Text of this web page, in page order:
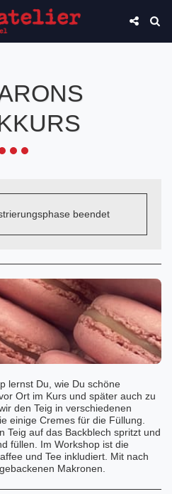
beendet
lernst Du, wie Du schöne
Ort im Kurs und später auch zu
den Teig in verschiedenen
einige Cremes für die Füllung.
Teig auf das Backblech spritzt und
füllen. Im Workshop ist die
und Tee inkludiert. Mit nach
Makronen.